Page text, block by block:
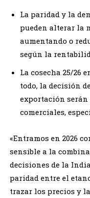
La paridad y la
pueden alterar la
aumentando o
según la
La cosecha 25/26
todo, la decisión
exportación
comerciales,
«Entramos en 2026
sensible a la
decisiones de la
paridad entre el
trazar los precios y